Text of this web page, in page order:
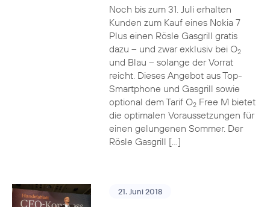
Noch bis zum 31. Juli erhalten
Kunden zum Kauf eines Nokia 7
Plus einen Rösle Gasgrill gratis
dazu – und zwar exklusiv bei O2
und Blau – solange der Vorrat
reicht. Dieses Angebot aus Top-
Smartphone und Gasgrill sowie
optional dem Tarif O2Free M bietet
die optimalen Voraussetzungen für
einen gelungenen Sommer. Der
Rösle Gasgrill […]
21. Juni 2018